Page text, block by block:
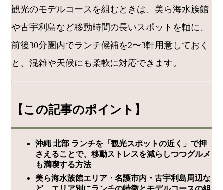
観光のモデルコースを組むときは、美ら海水族館
や古宇利島など移動時間の長いスポットを軸に、
前後30分圏内でランチ候補を2〜3軒用意しておく
と、混雑や天候にも柔軟に対応できます。
【この記事のポイント】
沖縄 北部 ランチを「観光スポットの近く」で押
さえることで、移動ストレスを減らしつつグルメ
も満喫する方法
美ら海水族館エリア・名護市内・古宇利島周辺な
ど、エリア別にランチの特徴とモデルコースの組